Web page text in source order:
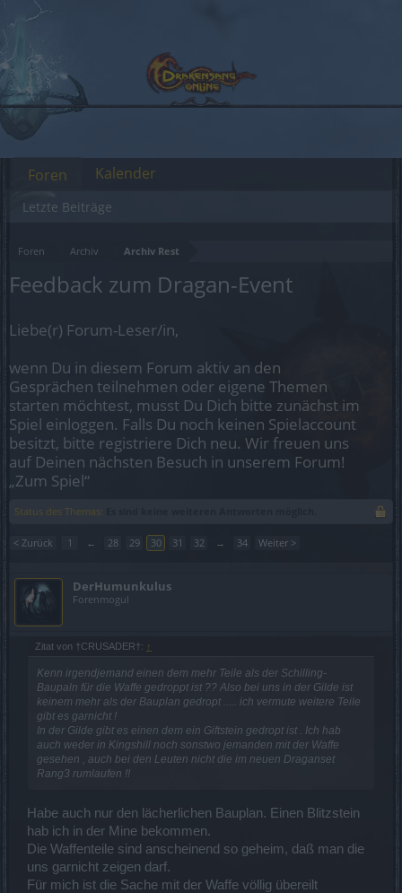
Foren Archiv Archiv Rest
Feedback zum Dragan-Event
Liebe(r) Forum-Leser/in,
wenn Du in diesem Forum aktiv an den
Gesprächen teilnehmen oder eigene Themen
starten möchtest, musst Du Dich bitte zunächst im
Spiel einloggen. Falls Du noch keinen Spielaccount
besitzt, bitte registriere Dich neu. Wir freuen uns
auf Deinen nächsten Besuch in unserem Forum!
„Zum Spiel“
Status des Themas:
< Zurück 1 ← 28 29 30 31 32 → 34 Weiter >
DerHumunkulus
Forenmogul
Zitat von †CRUSADER†: ↑
Kenn irgendjemand einen dem mehr Teile als der Schilling-
Baupaln für die Waffe gedroppt ist ?? Also bei uns in der Gilde ist
keinem mehr als der Bauplan gedropt ..... ich vermute weitere Teile
gibt es garnicht !
In der Gilde gibt es einen dem ein Giftstein gedropt ist . Ich hab
auch weder in Kingshill noch sonstwo jemanden mit der Waffe
gesehen , auch bei den Leuten nicht die im neuen Draganset
Rang3 rumlaufen !!
Habe auch nur den lächerlichen Bauplan. Einen Blitzstein
hab ich in der Mine bekommen.
Die Waffenteile sind anscheinend so geheim, daß man die
uns garnicht zeigen darf.
Für mich ist die Sache mit der Waffe völlig übereilt
Foren
Letzte Beiträge
Kalender